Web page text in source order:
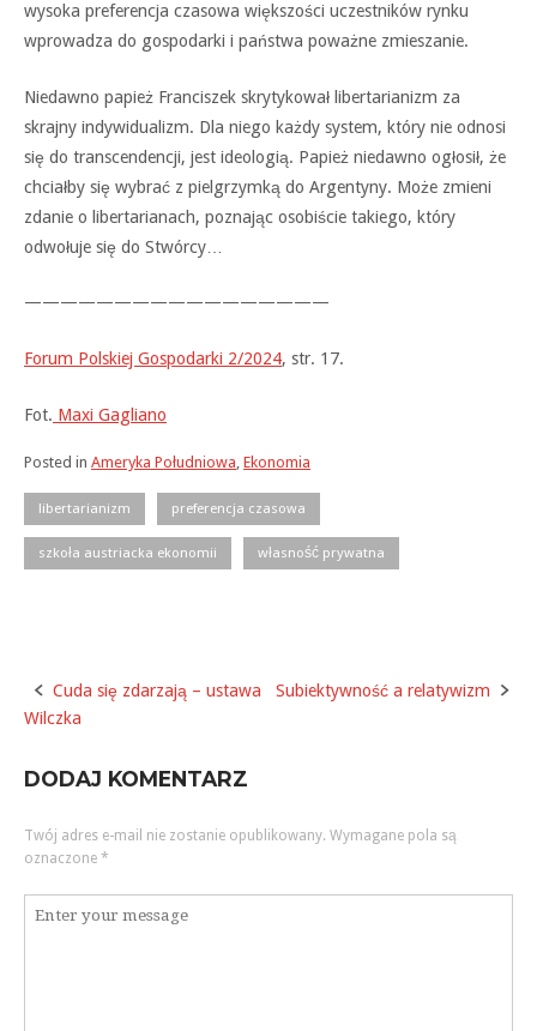
wysoka preferencja czasowa większości uczestników rynku
wprowadza do gospodarki i państwa poważne zmieszanie.
Niedawno papież Franciszek skrytykował libertarianizm za
skrajny indywidualizm. Dla niego każdy system, który nie odnosi
się do transcendencji, jest ideologią. Papież niedawno ogłosił, że
chciałby się wybrać z pielgrzymką do Argentyny. Może zmieni
zdanie o libertarianach, poznając osobiście takiego, który
odwołuje się do Stwórcy…
—————————————————
Forum Polskiej Gospodarki 2/2024, str. 17.
Fot. Maxi Gagliano
Posted in Ameryka Południowa Ekonomia
libertarianizm preferencja czasowa
szkoła austriacka ekonomii własność prywatna
Post
Cuda się zdarzają – ustawa
Wilczka
Subiektywność a relatywizm
DODAJ KOMENTARZ
Twój adres e-mail nie zostanie opublikowany. Wymagane pola są
oznaczone *
Komentarz